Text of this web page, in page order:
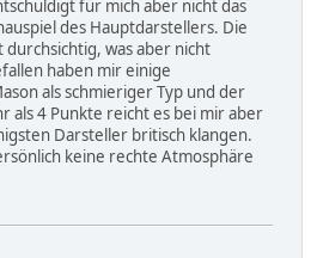
für mich aber nicht das
des Hauptdarstellers. Die
durchsichtig, was aber nicht
haben mir einige
als schmieriger Typ und der
als 4 Punkte reicht es bei mir aber
Darsteller britisch klangen.
keine rechte Atmosphäre